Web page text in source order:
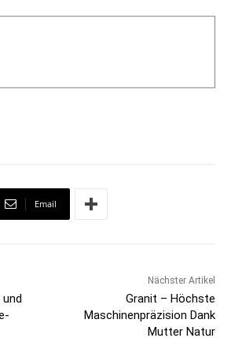
Email
Nächster Artikel
Granit – Höchste
Maschinenpräzision Dank
Mutter Natur